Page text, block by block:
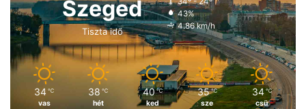
Szeged
Tiszta idő
43%
4.86 km/h
34 ℃
vas
38 ℃
hét
40 ℃
ked
35 ℃
sze
34 ℃
csü